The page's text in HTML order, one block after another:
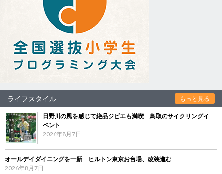
ライフスタイル もっと見る
日野川の風を感じて絶品ジビエも満喫 鳥取のサイクリングイ
ベント
2026年8月7日
オールデイダイニングを一新 ヒルトン東京お台場、改装進む
2026年8月7日